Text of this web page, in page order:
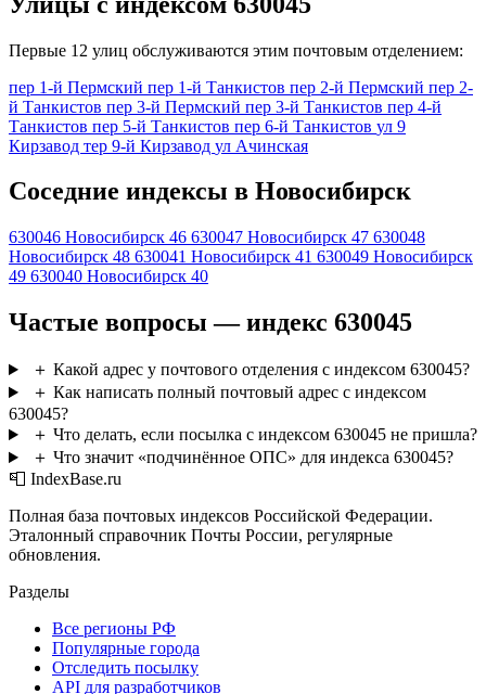
Первые 12 улиц обслуживаются этим почтовым отделением:
пер 1-й Пермский пер 1-й Танкистов пер 2-й Пермский пер 2-
й Танкистов пер 3-й Пермский пер 3-й Танкистов пер 4-й
Танкистов пер 5-й Танкистов пер 6-й Танкистов ул 9
Кирзавод тер 9-й Кирзавод ул Ачинская
Соседние индексы в Новосибирск
630046 Новосибирск 46 630047 Новосибирск 47 630048
Новосибирск 48 630041 Новосибирск 41 630049 Новосибирск
49 630040 Новосибирск 40
Частые вопросы — индекс 630045
＋ Какой адрес у почтового отделения с индексом 630045?
＋ Как написать полный почтовый адрес с индексом
630045?
＋ Что делать, если посылка с индексом 630045 не пришла?
＋ Что значит «подчинённое ОПС» для индекса 630045?
📮 IndexBase.ru
Полная база почтовых индексов Российской Федерации.
Эталонный справочник Почты России, регулярные
обновления.
Разделы
Все регионы РФ
Популярные города
Отследить посылку
API для разработчиков